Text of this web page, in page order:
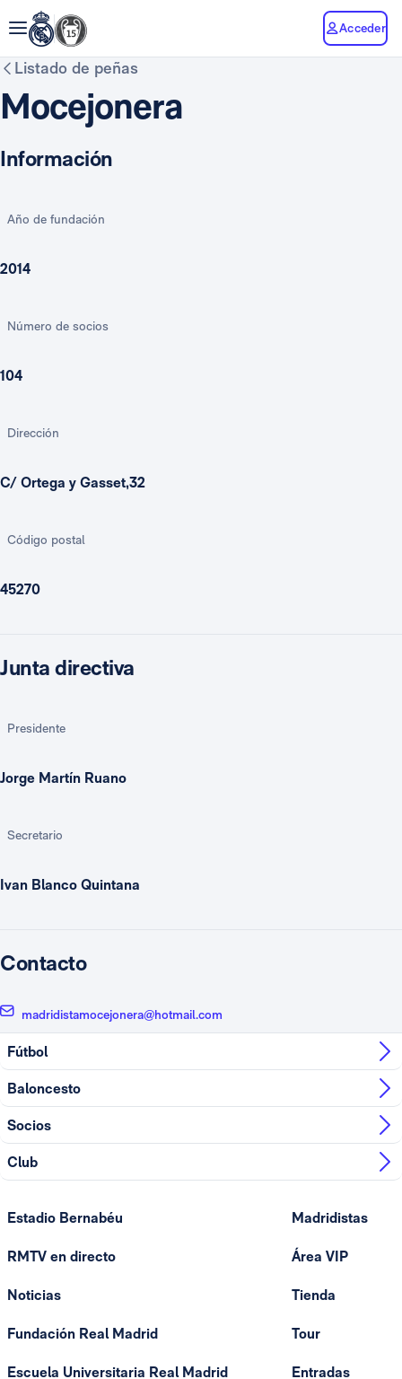
Acceder
Listado de peñas
Mocejonera
Información
Año de fundación
2014
Número de socios
104
Dirección
C/ Ortega y Gasset,32
Código postal
45270
Junta directiva
Presidente
Jorge Martín Ruano
Secretario
Ivan Blanco Quintana
Contacto
madridistamocejonera@hotmail.com
Fútbol
Baloncesto
Socios
Club
Estadio Bernabéu
RMTV en directo
Noticias
Fundación Real Madrid
Escuela Universitaria Real Madrid
Madridistas
Área VIP
Tienda
Tour
Entradas